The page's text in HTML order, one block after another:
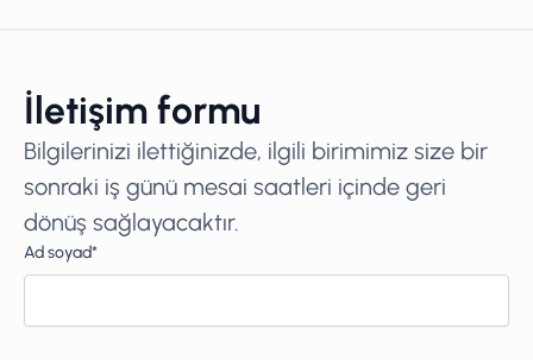
İletişim formu
Bilgilerinizi ilettiğinizde, ilgili birimimiz size bir
sonraki iş günü mesai saatleri içinde geri
dönüş sağlayacaktır.
Ad soyad*